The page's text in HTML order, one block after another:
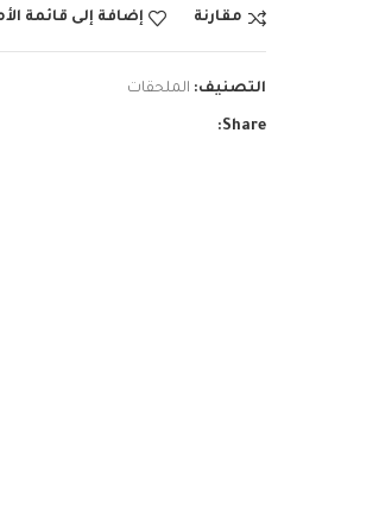
مقارنة إضافة إلى قائمة
التصنيف: الملحقات
Share: